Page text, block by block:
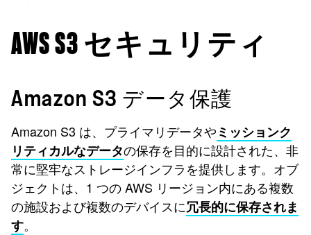
AWS S3 セキュリティ
Amazon S3 データ保護
Amazon S3 は、プライマリデータやミッションク
リティカルなデータの保存を目的に設計された、非
常に堅牢なストレージインフラを提供します。オブ
ジェクトは、1 つの AWS リージョン内にある複数
の施設および複数のデバイスに冗長的に保存されま
す。